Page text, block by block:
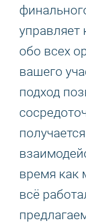
управляет
обо всех
вашего
подход
время как
всё